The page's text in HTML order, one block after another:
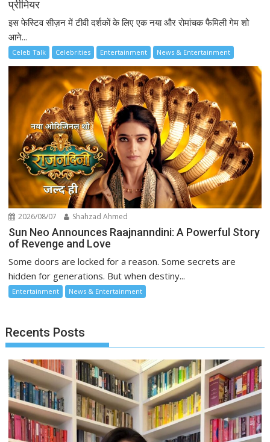
प्रीमियर
इस फेस्टिव सीज़न में टीवी दर्शकों के लिए एक नया और रोमांचक फैमिली गेम शो
आने...
Celeb Talk Celebrities Entertainment News & Entertainment
2026/08/07 Shahzad Ahmed
Sun Neo Announces Raajnanndini: A Powerful Story
of Revenge and Love
Some doors are locked for a reason. Some secrets are
hidden for generations. But when destiny...
Entertainment News & Entertainment
Recents Posts